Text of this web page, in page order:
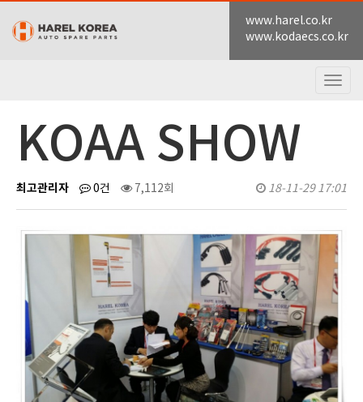
www.harel.co.kr
www.kodaecs.co.kr
KOAA SHOW
최고관리자 0건 7,112회 18-11-29 17:01